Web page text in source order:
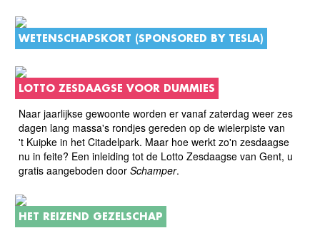
WETENSCHAPSKORT (SPONSORED BY TESLA)
LOTTO ZESDAAGSE VOOR DUMMIES
Naar jaarlijkse gewoonte worden er vanaf zaterdag weer zes
dagen lang massa's rondjes gereden op de wielerpiste van
't Kuipke in het Citadelpark. Maar hoe werkt zo'n zesdaagse
nu in feite? Een inleiding tot de Lotto Zesdaagse van Gent, u
gratis aangeboden door Schamper.
HET REIZEND GEZELSCHAP